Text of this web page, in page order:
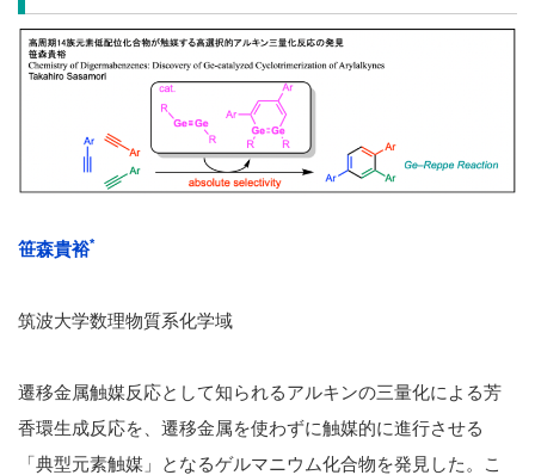
笹森貴裕*
筑波大学数理物質系化学域
遷移金属触媒反応として知られるアルキンの三量化による芳
香環生成反応を、遷移金属を使わずに触媒的に進行させる
「典型元素触媒」となるゲルマニウム化合物を発見した。こ